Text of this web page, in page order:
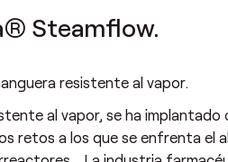
Steamflow.
resistente al vapor.
al vapor, se ha
retos a los que se enfrenta el